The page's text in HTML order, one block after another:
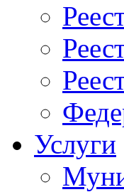
Услуги